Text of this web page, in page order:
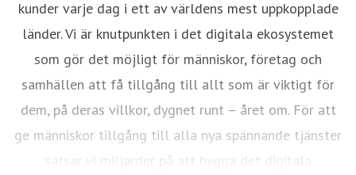
kunder varje dag i ett av världens mest uppkopplade
länder. Vi är knutpunkten i det digitala ekosystemet
som gör det möjligt för människor, företag och
samhällen att få tillgång till allt som är viktigt för
dem, på deras villkor, dygnet runt – året om. För att
ge människor tillgång till alla nya spännande tjänster
satsar vi miljarder på att bygga det digitala